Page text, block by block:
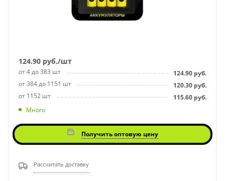
124.90 руб./шт
от 4 до 383 шт 124.90 руб.
от 384 до 1151 шт
120.30 руб.
от 1152 шт
115.60 руб.
Много
Получить оптовую цену
Рассчитать доставку